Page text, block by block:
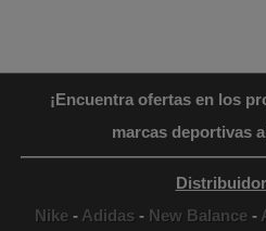
¡Encuentra ofertas en los
marcas deportivas
Nike- Adidas- New Balance-